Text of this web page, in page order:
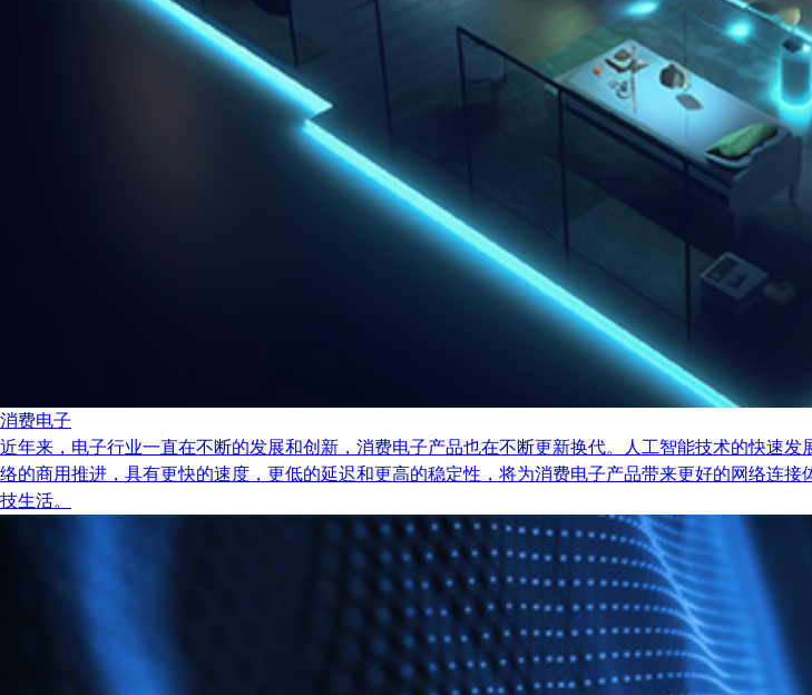
消费电子
近年来，电子行业一直在不断的发展和创新，消费电子产品也在不断更新换代。人工智能技术的快速
络的商用推进，具有更快的速度，更低的延迟和更高的稳定性，将为消费电子产品带来更好的网络连
技生活。